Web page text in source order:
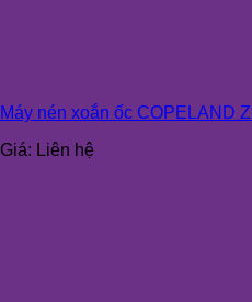
Máy nén xoắn ốc COPELAND
Giá: Liên hệ